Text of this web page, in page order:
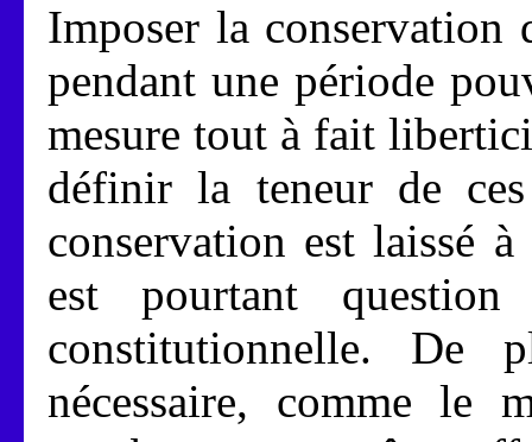
Imposer la conservation
pendant une période
mesure tout à fait
définir la teneur de
conservation est laissé
est pourtant
constitutionnelle. De
nécessaire, comme le